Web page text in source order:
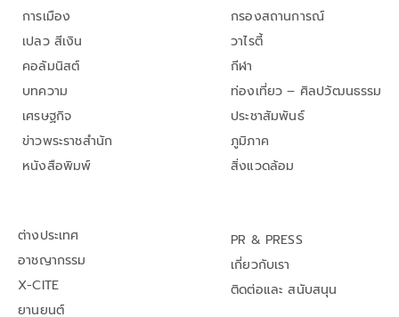
การเมือง
เปลว สีเงิน
คอลัมนิสต์
บทความ
เศรษฐกิจ
ข่าวพระราชสำนัก
หนังสือพิมพ์
กรองสถานการณ์
วาไรตี้
กีฬา
ท่องเที่ยว – ศิลปวัฒนธรรม
ประชาสัมพันธ์
ภูมิภาค
สิ่งแวดล้อม
ต่างประเทศ
อาชญากรรม
X-CITE
ยานยนต์
PR & PRESS
เกี่ยวกับเรา
ติดต่อและ สนับสนุน